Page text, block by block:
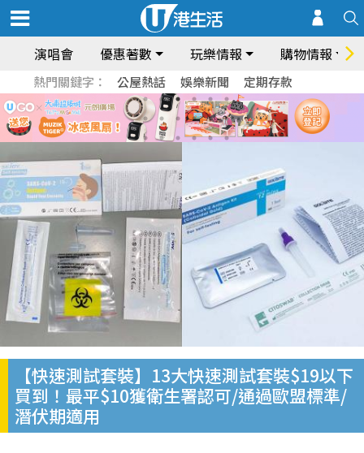
演唱會 優惠著數 玩樂情報 購物情報
熱門關鍵字： 公屋熱話 娛樂新聞 定期存款
【快速測試套裝】13大快速測試套裝$19以下
買到！最平$10獲衛生署認可/通過歐盟標準/
潛伏期適用